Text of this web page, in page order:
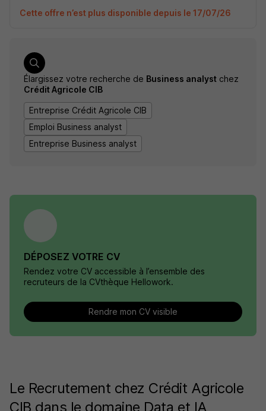
Cette offre n’est plus disponible depuis le 17/07/26
Élargissez votre recherche de Business analyst chez
Crédit Agricole CIB
Entreprise Crédit Agricole CIB
Emploi Business analyst
Entreprise Business analyst
DÉPOSEZ VOTRE CV
Rendez votre CV accessible à l’ensemble des
recruteurs de la CVthèque Hellowork.
Rendre mon CV visible
Le Recrutement chez Crédit Agricole
CIB dans le domaine Data et IA